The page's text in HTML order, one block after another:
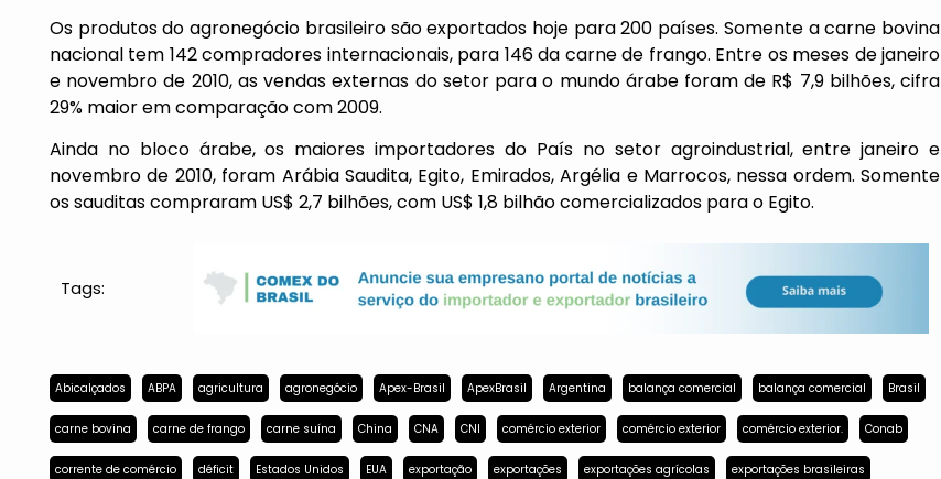
Os produtos do agronegócio brasileiro são exportados hoje para 200 países. Somente a carne bovina
nacional tem 142 compradores internacionais, para 146 da carne de frango. Entre os meses de janeiro
e novembro de 2010, as vendas externas do setor para o mundo árabe foram de R$ 7,9 bilhões, cifra
29% maior em comparação com 2009.
Ainda no bloco árabe, os maiores importadores do País no setor agroindustrial, entre janeiro e
novembro de 2010, foram Arábia Saudita, Egito, Emirados, Argélia e Marrocos, nessa ordem. Somente
os sauditas compraram US$ 2,7 bilhões, com US$ 1,8 bilhão comercializados para o Egito.
Tags:
Abicalçados ABPA agricultura agronegócio Apex-Brasil ApexBrasil Argentina balança comercial balança comercial Brasil
carne bovina carne de frango carne suína China CNA CNI comércio exterior comércio exterior comércio exterior. Conab
corrente de comércio déficit Estados Unidos EUA exportação exportações exportações agrícolas exportações brasileiras